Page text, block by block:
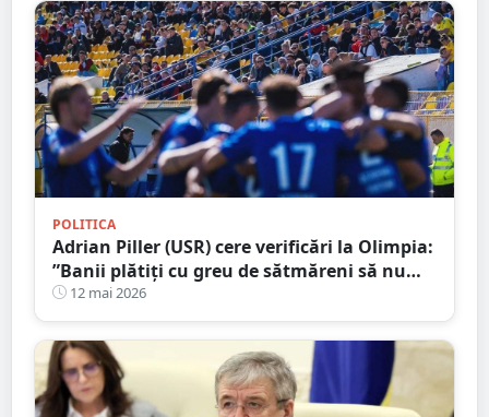
POLITICA
Adrian Piller (USR) cere verificări la Olimpia:
”Banii plătiți cu greu de sătmăreni să nu
mai fie aruncați pe apa sâmbetei”
12 mai 2026